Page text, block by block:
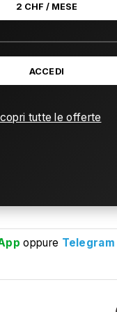
2 CHF / MESE
ACCEDI
tutte le offerte
oppure Telegram